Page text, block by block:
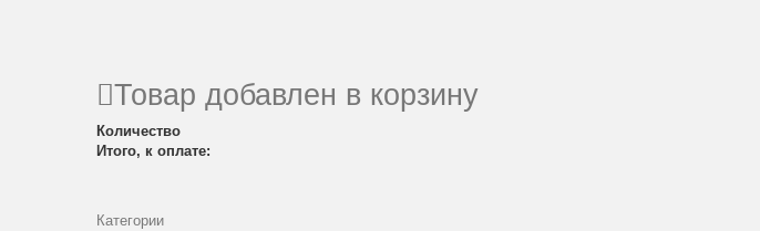
Товар добавлен в корзину
Количество
Итого, к оплате:
Категории